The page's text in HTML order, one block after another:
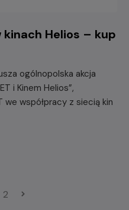
kinach Helios – kup
ogólnopolska akcja
i Kinem Helios”,
współpracy z siecią kin
2